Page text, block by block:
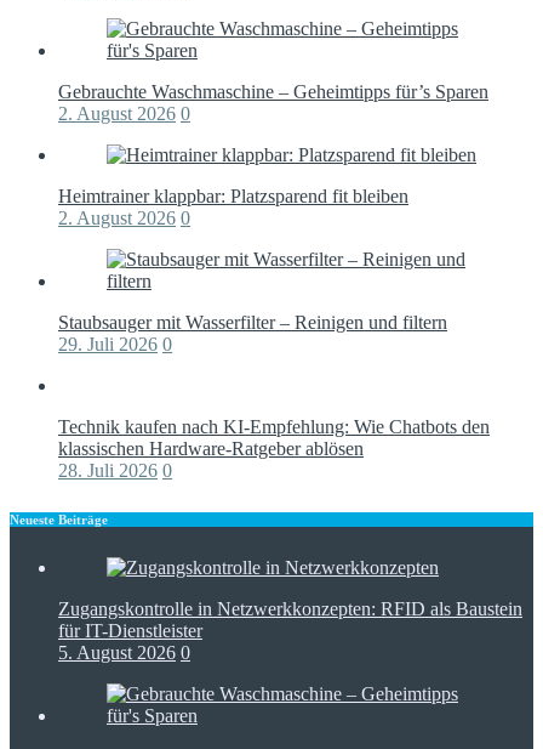
Gebrauchte Waschmaschine – Geheimtipps für’s Sparen
2. August 2026 0
Heimtrainer klappbar: Platzsparend fit bleiben
2. August 2026 0
Staubsauger mit Wasserfilter – Reinigen und filtern
29. Juli 2026 0
Technik kaufen nach KI-Empfehlung: Wie Chatbots den
klassischen Hardware-Ratgeber ablösen
28. Juli 2026 0
Neueste Beiträge
Zugangskontrolle in Netzwerkkonzepten: RFID als Baustein
für IT-Dienstleister
5. August 2026 0